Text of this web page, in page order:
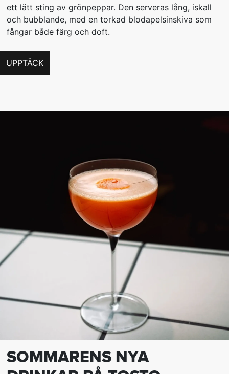
ett lätt sting av grönpeppar. Den serveras lång, iskall
och bubblande, med en torkad blodapelsinskiva som
fångar både färg och doft.
UPPTÄCK
SOMMARENS NYA